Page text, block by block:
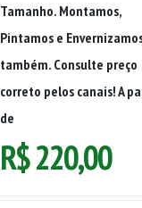
Tamanho. Montamos,
Pintamos e
também. Consulte preço
correto pelos canais! A
de
R$220,00